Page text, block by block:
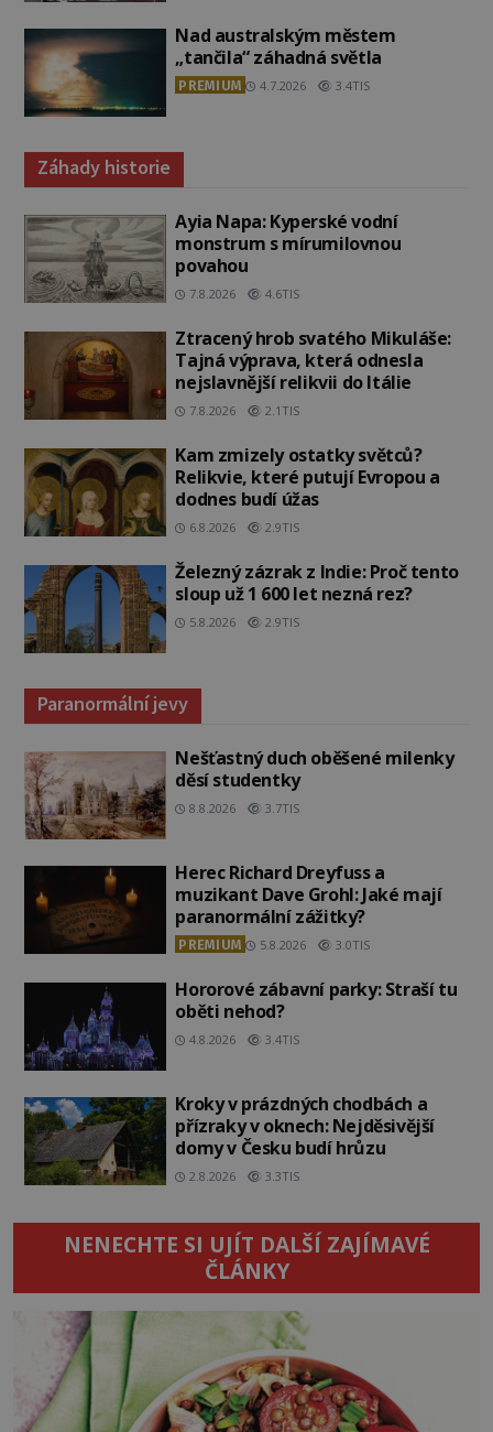
Nad australským městem
„tančila“ záhadná světla
PREMIUM 4.7.2026 3.4TIS
Záhady historie
Ayia Napa: Kyperské vodní
monstrum s mírumilovnou
povahou
7.8.2026 4.6TIS
Ztracený hrob svatého Mikuláše:
Tajná výprava, která odnesla
nejslavnější relikvii do Itálie
7.8.2026 2.1TIS
Kam zmizely ostatky světců?
Relikvie, které putují Evropou a
dodnes budí úžas
6.8.2026 2.9TIS
Železný zázrak z Indie: Proč tento
sloup už 1 600 let nezná rez?
5.8.2026 2.9TIS
Paranormální jevy
Nešťastný duch oběšené milenky
děsí studentky
8.8.2026 3.7TIS
Herec Richard Dreyfuss a
muzikant Dave Grohl: Jaké mají
paranormální zážitky?
PREMIUM 5.8.2026 3.0TIS
Hororové zábavní parky: Straší tu
oběti nehod?
4.8.2026 3.4TIS
Kroky v prázdných chodbách a
přízraky v oknech: Nejděsivější
domy v Česku budí hrůzu
2.8.2026 3.3TIS
NENECHTE SI UJÍT DALŠÍ ZAJÍMAVÉ
ČLÁNKY